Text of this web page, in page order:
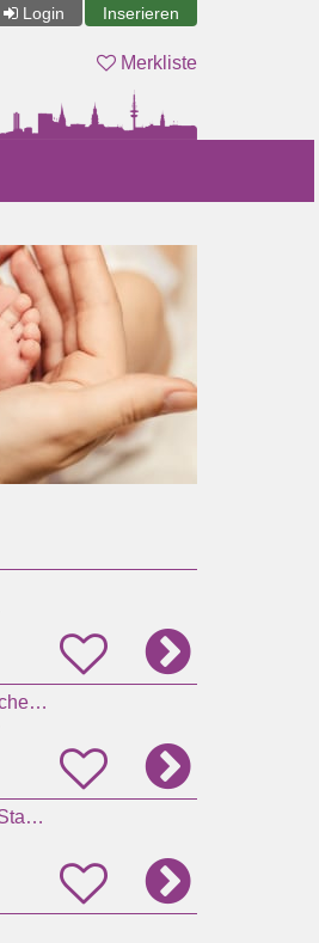
Login Inserieren
Merkliste
Hebammen / Entbindungspfleger (w/m/d) Wochenbettstation
Hebamme (m/w/d) für unseren Kreißsaal am Standort Mitte